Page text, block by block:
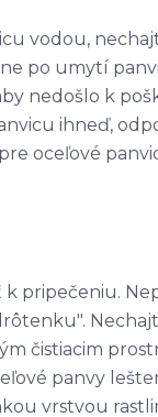
vodou,
po umytí
nedošlo k
ihneď,
oceľové
pripečeniu.
čistiacim
panvy
vrstvou